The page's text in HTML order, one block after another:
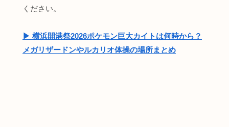
ください。
▶︎ 横浜開港祭2026ポケモン巨大カイトは何時から？
メガリザードンやルカリオ体操の場所まとめ